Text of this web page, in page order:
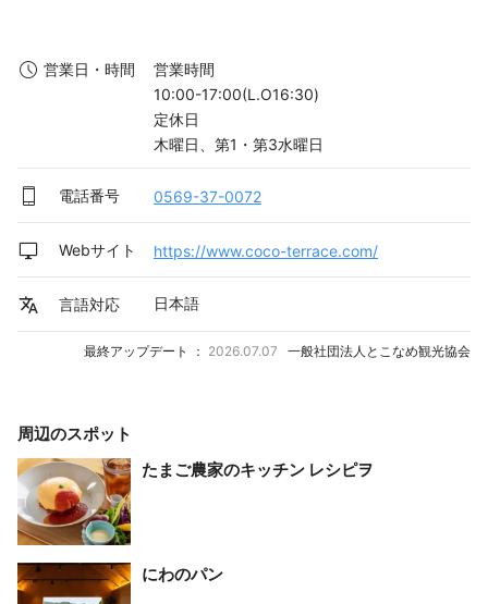
営業日・時間
営業時間
10:00-17:00(L.O16:30)
定休日
木曜日、第1・第3水曜日
電話番号 0569-37-0072
Webサイト https://www.coco-terrace.com/
言語対応 日本語
最終アップデート ： 2026.07.07 一般社団法人とこなめ観光協会
周辺のスポット
たまご農家のキッチン レシピヲ
にわのパン